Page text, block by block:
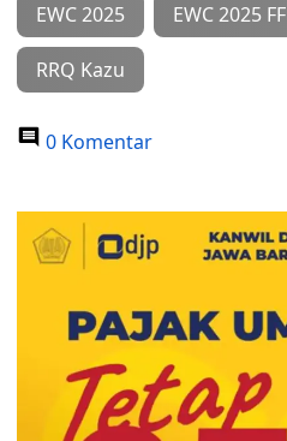
EWC 2025 EWC 2025 FF
RRQ Kazu
0 Komentar